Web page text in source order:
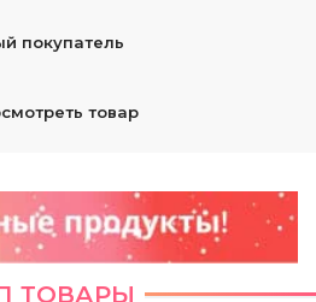
покупатель
товар
ТОВАРЫ